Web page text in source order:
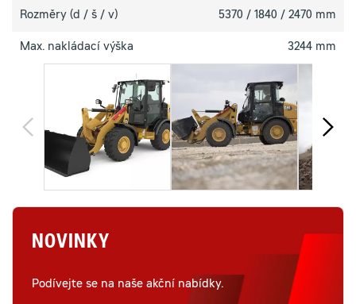
Rozměry (d / š / v) 5370 / 1840 / 2470 mm
Max. nakládací výška 3244 mm
NOVINKY
Podívejte se na naše akční nabídky.